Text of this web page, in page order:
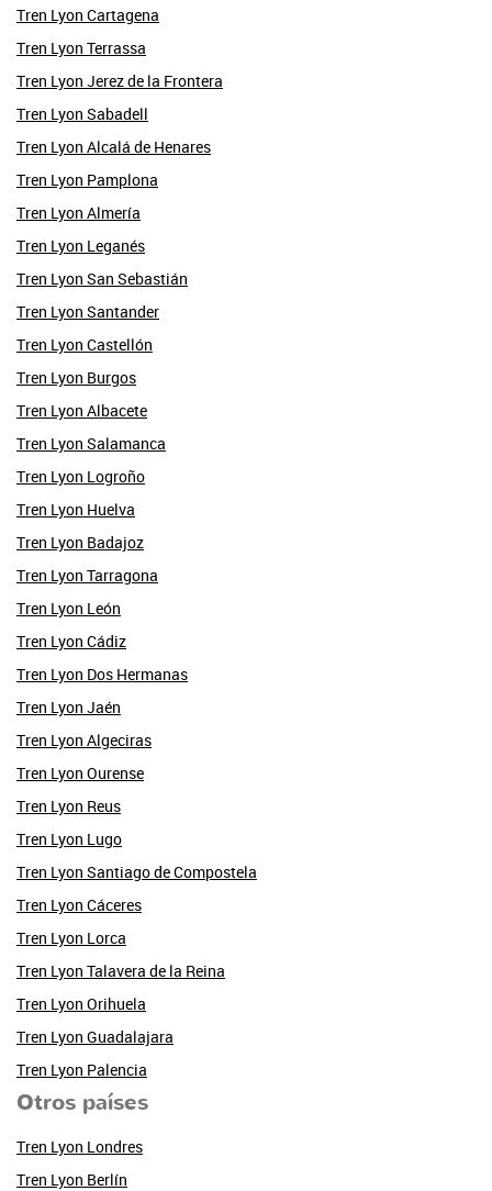
Tren Lyon Cartagena
Tren Lyon Terrassa
Tren Lyon Jerez de la Frontera
Tren Lyon Sabadell
Tren Lyon Alcalá de Henares
Tren Lyon Pamplona
Tren Lyon Almería
Tren Lyon Leganés
Tren Lyon San Sebastián
Tren Lyon Santander
Tren Lyon Castellón
Tren Lyon Burgos
Tren Lyon Albacete
Tren Lyon Salamanca
Tren Lyon Logroño
Tren Lyon Huelva
Tren Lyon Badajoz
Tren Lyon Tarragona
Tren Lyon León
Tren Lyon Cádiz
Tren Lyon Dos Hermanas
Tren Lyon Jaén
Tren Lyon Algeciras
Tren Lyon Ourense
Tren Lyon Reus
Tren Lyon Lugo
Tren Lyon Santiago de Compostela
Tren Lyon Cáceres
Tren Lyon Lorca
Tren Lyon Talavera de la Reina
Tren Lyon Orihuela
Tren Lyon Guadalajara
Tren Lyon Palencia
Otros países
Tren Lyon Londres
Tren Lyon Berlín